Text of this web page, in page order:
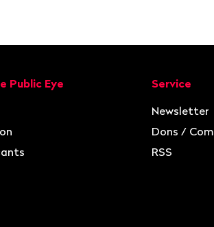
Public Eye
Service
Newsletter
Dons /
RSS